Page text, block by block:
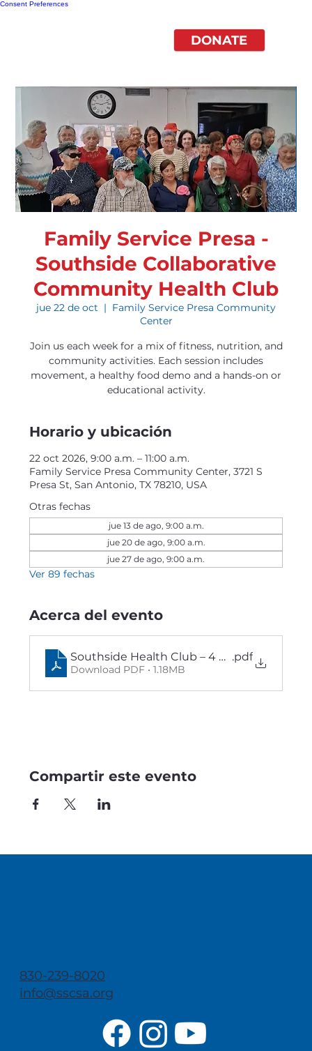
Consent Preferences
DONATE
Family Service Presa -
Southside Collaborative
Community Health Club
jue 22 de oct
  |
Family Service Presa Community
Center
Join us each week for a mix of fitness, nutrition, and
community activities. Each session includes
movement, a healthy food demo and a hands-on or
educational activity.
Horario y ubicación
22 oct 2026, 9:00 a.m. – 11:00 a.m.
Family Service Presa Community Center, 3721 S
Presa St, San Antonio, TX 78210, USA
Otras fechas
jue 13 de ago, 9:00 a.m.
jue 20 de ago, 9:00 a.m.
jue 27 de ago, 9:00 a.m.
Ver 89 fechas
Acerca del evento
Southside Health Club – 4 clubs flyer EN
.pdf
Download PDF • 1.18MB
Compartir este evento
830-239-8020
info@sscsa.org